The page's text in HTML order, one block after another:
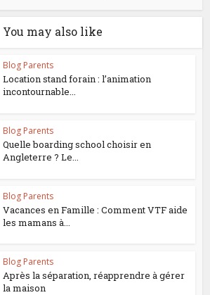
You may also like
Blog Parents
Location stand forain : l’animation
incontournable...
Blog Parents
Quelle boarding school choisir en
Angleterre ? Le...
Blog Parents
Vacances en Famille : Comment VTF aide
les mamans à...
Blog Parents
Après la séparation, réapprendre à gérer
la maison